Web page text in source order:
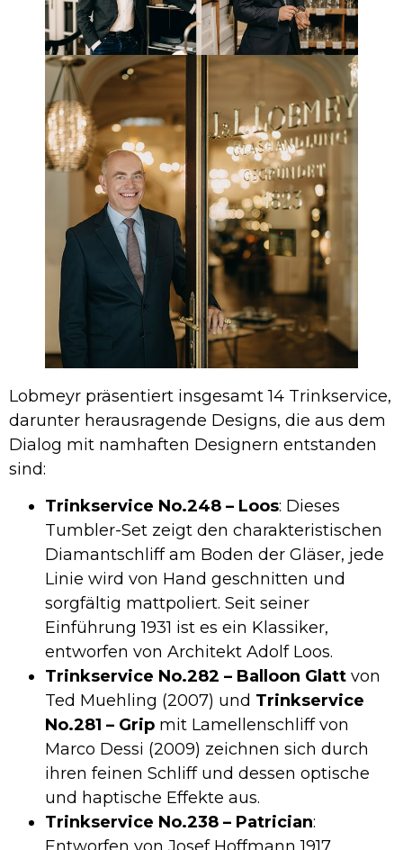
Lobmeyr präsentiert insgesamt 14 Trinkservice,
darunter herausragende Designs, die aus dem
Dialog mit namhaften Designern entstanden
sind:
Trinkservice No.248 – Loos: Dieses
Tumbler-Set zeigt den charakteristischen
Diamantschliff am Boden der Gläser, jede
Linie wird von Hand geschnitten und
sorgfältig mattpoliert. Seit seiner
Einführung 1931 ist es ein Klassiker,
entworfen von Architekt Adolf Loos.
Trinkservice No.282 – Balloon Glatt von
Ted Muehling (2007) und Trinkservice
No.281 – Grip mit Lamellenschliff von
Marco Dessi (2009) zeichnen sich durch
ihren feinen Schliff und dessen optische
und haptische Effekte aus.
Trinkservice No.238 – Patrician: